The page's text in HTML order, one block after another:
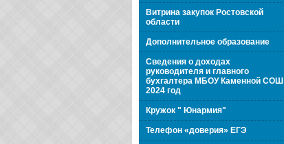
Витрина закупок Ростовской
области
Дополнительное образование
Сведения о доходах
руководителя и главного
бухгалтера МБОУ Каменной СОШ
2024 год
Кружок " Юнармия"
Телефон «доверия» ЕГЭ